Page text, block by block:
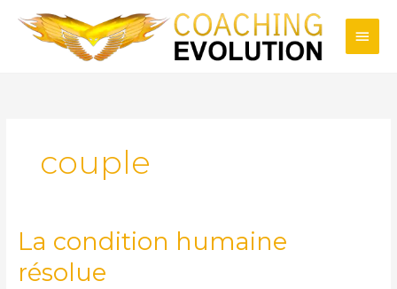
contenu
couple
La condition humaine
résolue
La
condition
humaine